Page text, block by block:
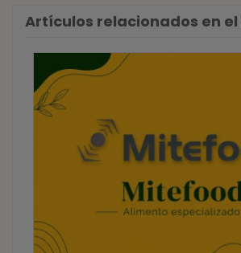
Artículos relacionados en